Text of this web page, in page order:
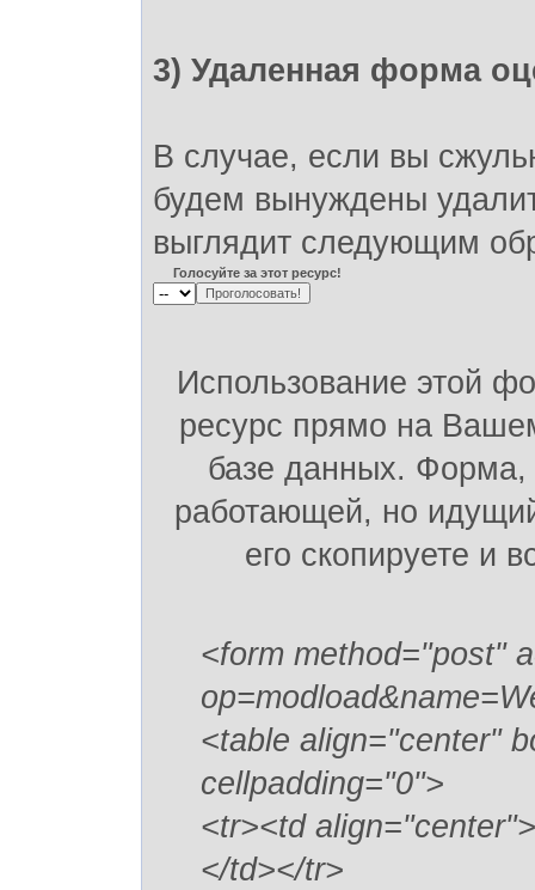
3) Удаленная форма
В случае, если вы
будем вынуждены
выглядит следующим
Голосуйте за этот ресурс!
Использование этой
ресурс прямо на
базе данных.
работающей, но
его скопируете и
<form method="post"
<table align="center"
cellpadding="0">
<tr><td
</td></tr>